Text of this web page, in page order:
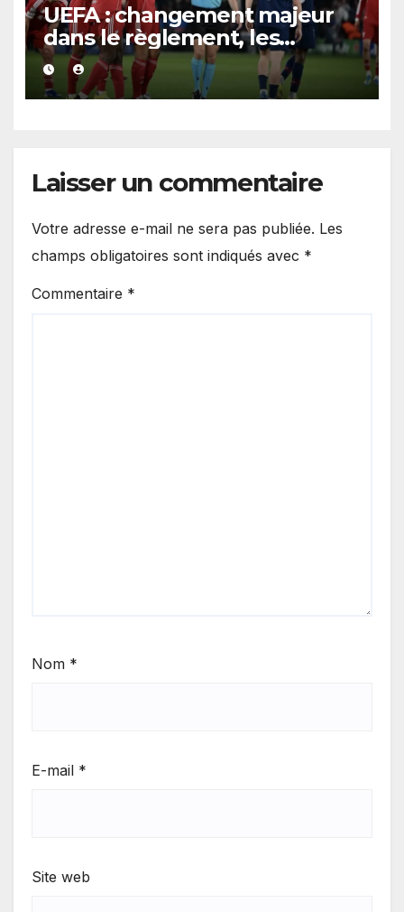
UEFA : changement majeur
dans le règlement, les
suspensions pour cartons
jaunes vont connaître une
nouvelle formule.
Laisser un commentaire
Votre adresse e-mail ne sera pas publiée. Les
champs obligatoires sont indiqués avec *
Commentaire *
Nom *
E-mail *
Site web